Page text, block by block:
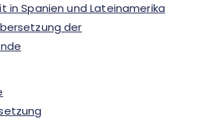
in Spanien und Lateinamerika
der